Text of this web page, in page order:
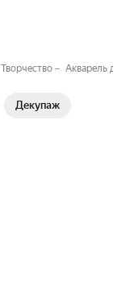
Творчество Акварель
Декупаж